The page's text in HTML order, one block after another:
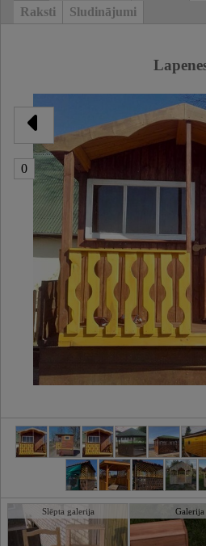
Raksti
Sludinājumi
0
Slēpta galerija Galerija